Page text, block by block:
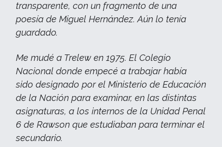
transparente, con un fragmento de una
poesía de Miguel Hernández. Aún lo tenía
guardado.
Me mudé a Trelew en 1975. El Colegio
Nacional donde empecé a trabajar había
sido designado por el Ministerio de Educación
de la Nación para examinar, en las distintas
asignaturas, a los internos de la Unidad Penal
6 de Rawson que estudiaban para terminar el
secundario.